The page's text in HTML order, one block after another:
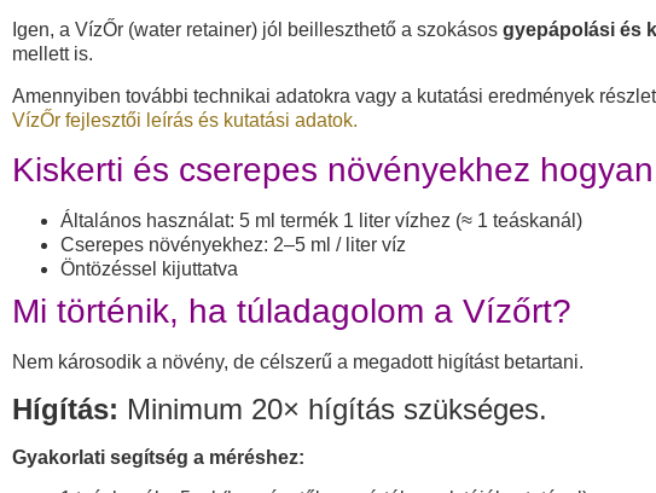
Igen, a VízŐr (water retainer) jól beilleszthető a szokásos gyepápolási és
mellett is.
Amennyiben további technikai adatokra vagy a kutatási eredmények
VízŐr fejlesztői leírás és kutatási adatok.
Kiskerti és cserepes növényekhez
Általános használat: 5 ml termék 1 liter vízhez (≈ 1 teáskanál)
Cserepes növényekhez: 2–5 ml / liter víz
Öntözéssel kijuttatva
Mi történik, ha túladagolom a Vízőrt?
Nem károsodik a növény, de célszerű a megadott higítást betartani.
Hígítás: Minimum 20× hígítás szükséges.
Gyakorlati segítség a méréshez: